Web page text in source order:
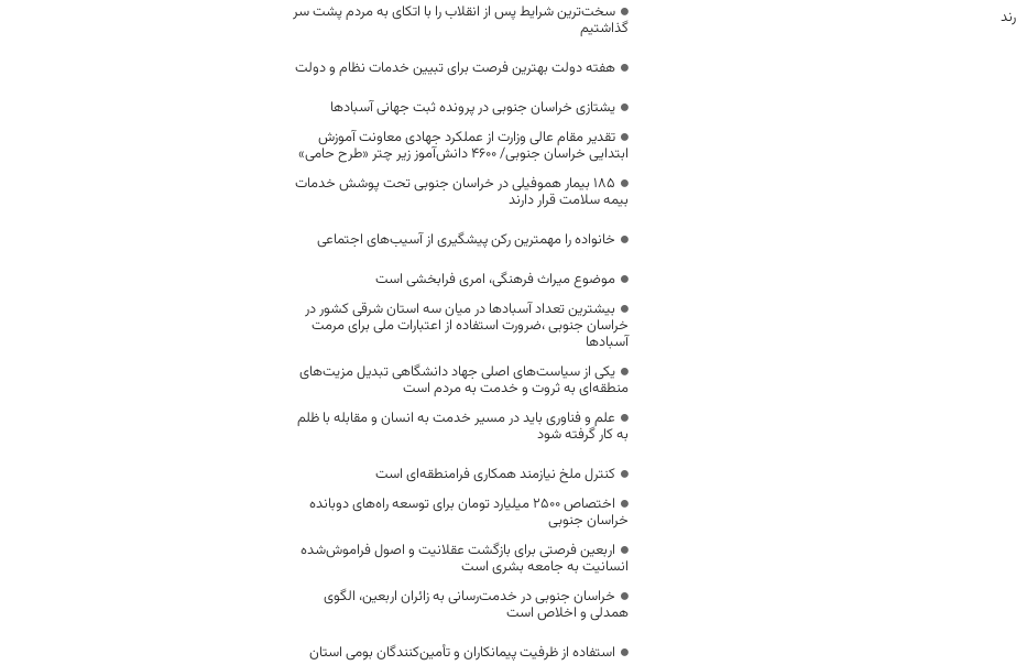
سخت‌ترین شرایط پس از انقلاب را با اتکای به مردم پشت سر
گذاشتیم
هفته دولت بهترین فرصت برای تبیین خدمات نظام و دولت
یشتازی خراسان جنوبی در پرونده ثبت جهانی آسبادها
تقدیر مقام عالی وزارت از عملکرد جهادی معاونت آموزش
ابتدایی خراسان جنوبی/ ۴۶۰۰ دانش‌آموز زیر چتر «طرح حامی»
۱۸۵ بیمار هموفیلی در خراسان جنوبی تحت پوشش خدمات
بیمه سلامت قرار دارند
خانواده را مهمترین رکن پیشگیری از آسیب‌های اجتماعی
موضوع میراث فرهنگی، امری فرابخشی است
بیشترین تعداد آسبادها در میان سه استان شرقی کشور در
خراسان جنوبی ،ضرورت استفاده از اعتبارات ملی برای مرمت
آسبادها
یکی از سیاست‌های اصلی جهاد دانشگاهی تبدیل مزیت‌های
منطقه‌ای به ثروت و خدمت به مردم است
علم و فناوری باید در مسیر خدمت به انسان و مقابله با ظلم
به کار گرفته شود
کنترل ملخ نیازمند همکاری فرامنطقه‌ای است
اختصاص 2500 میلیارد تومان برای توسعه راه‌های دوبانده
خراسان جنوبی
اربعین فرصتی برای بازگشت عقلانیت و اصول فراموش‌شده
انسانیت به جامعه بشری است
خراسان جنوبی در خدمت‌رسانی به زائران اربعین، الگوی
همدلی و اخلاص است
استفاده از ظرفیت پیمانکاران و تأمین‌کنندگان بومی استان